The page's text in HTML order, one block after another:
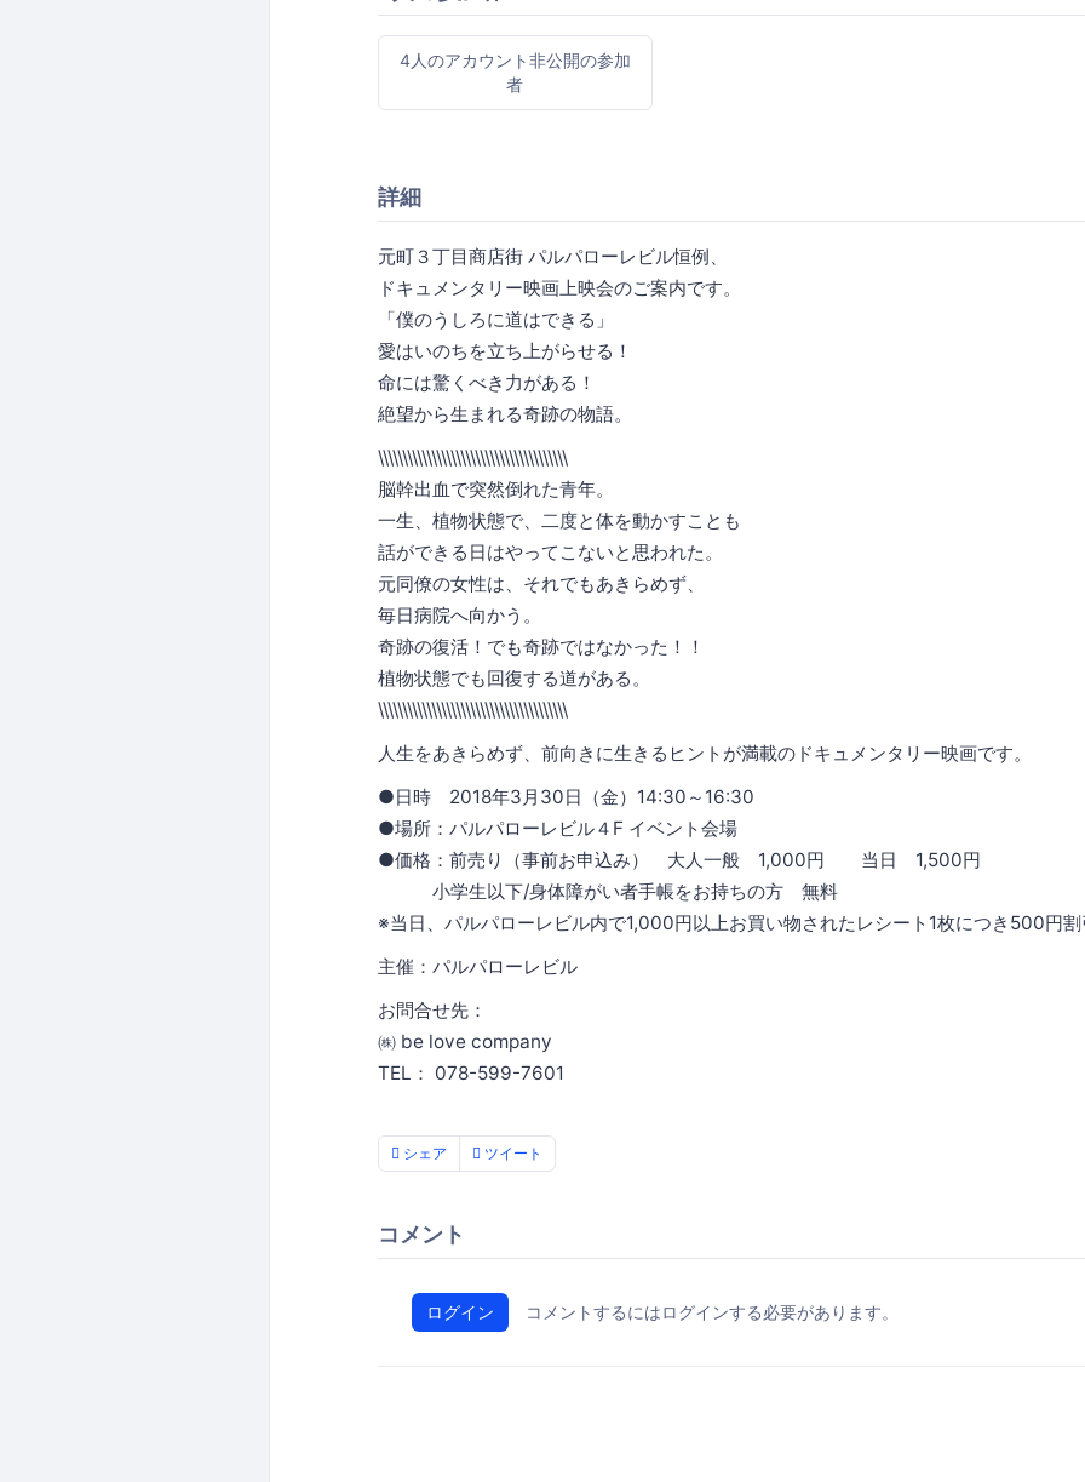
4人のアカウント非公開の参加
者
詳細
元町３丁目商店街 パルパローレビル恒例、
ドキュメンタリー映画上映会のご案内です。
「僕のうしろに道はできる」
愛はいのちを立ち上がらせる！
命には驚くべき力がある！
絶望から生まれる奇跡の物語。
\\\\\\\\\\\\\\\\\\\\\\\\\\\\\\\\\\\\\\\
脳幹出血で突然倒れた青年。
一生、植物状態で、二度と体を動かすことも
話ができる日はやってこないと思われた。
元同僚の女性は、それでもあきらめず、
毎日病院へ向かう。
奇跡の復活！でも奇跡ではなかった！！
植物状態でも回復する道がある。
\\\\\\\\\\\\\\\\\\\\\\\\\\\\\\\\\\\\\\\
人生をあきらめず、前向きに生きるヒントが満載のドキュメンタリー映画です。
●日時 2018年3月30日（金）14:30～16:30
●場所：パルパローレビル４F イベント会場
●価格：前売り（事前お申込み） 大人一般 1,000円 当日 1,500円
小学生以下/身体障がい者手帳をお持ちの方 無料
※当日、パルパローレビル内で1,000円以上お買い物されたレシート1枚につき500円
主催：パルパローレビル
お問合せ先：
㈱ be love company
TEL： 078-599-7601
シェア ツイート
コメント
ログイン コメントするにはログインする必要があります。